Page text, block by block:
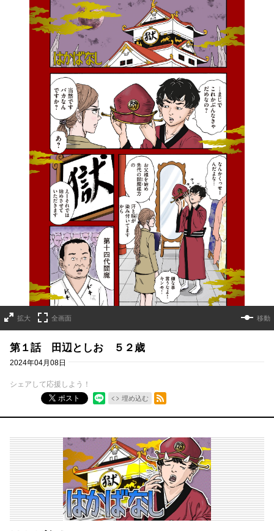
拡大 全画面 移動
第１話 田辺としお ５２歳
2024年04月08日
シェアして応援しよう！
ポスト
埋め込む
RSSフィード